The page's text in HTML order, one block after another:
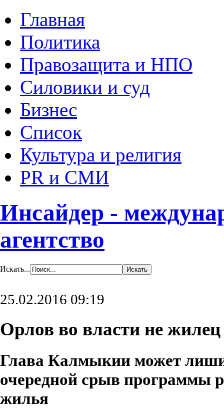
Главная
Политика
Правозащита и НПО
Силовики и суд
Бизнес
Список
Культура и религия
PR и СМИ
Инсайдер -
агентство
Искать...
25.02.2016 09:19
Орлов во власти не жилец
Глава Калмыкии может
очередной срыв программы
жилья